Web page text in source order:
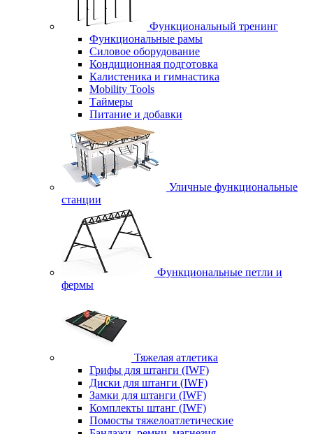
Функциональный тренинг
Функциональные рамы
Силовое оборудование
Кондиционная подготовка
Калистеника и гимнастика
Mobility Tools
Таймеры
Питание и добавки
Уличные функциональные
станции
Функциональные петли и
фермы
Тяжелая атлетика
Грифы для штанги (IWF)
Диски для штанги (IWF)
Замки для штанги (IWF)
Комплекты штанг (IWF)
Помосты тяжелоатлетические